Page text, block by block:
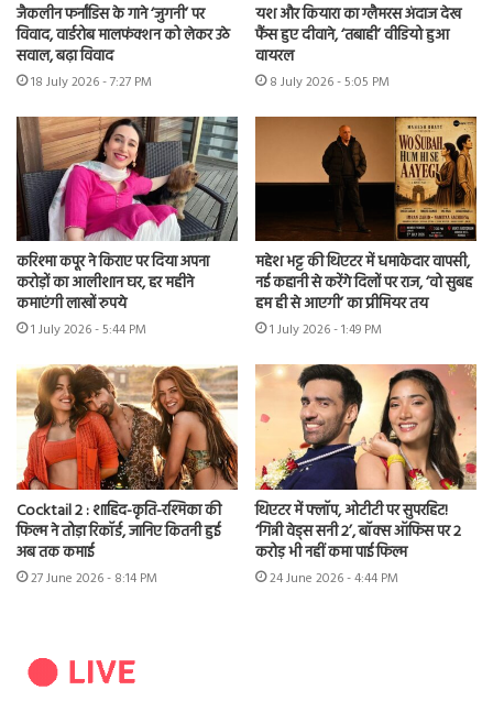
जैकलीन फर्नांडिस के गाने ‘जुगनी’ पर
विवाद, वार्डरोब मालफंक्शन को लेकर उठे
सवाल, बढ़ा विवाद
18 July 2026 - 7:27 PM
यश और कियारा का ग्लैमरस अंदाज देख
फैंस हुए दीवाने, ‘तबाही’ वीडियो हुआ
वायरल
8 July 2026 - 5:05 PM
करिश्मा कपूर ने किराए पर दिया अपना
करोड़ों का आलीशान घर, हर महीने
कमाएंगी लाखों रुपये
1 July 2026 - 5:44 PM
महेश भट्ट की थिएटर में धमाकेदार वापसी,
नई कहानी से करेंगे दिलों पर राज, ‘वो सुबह
हम ही से आएगी’ का प्रीमियर तय
1 July 2026 - 1:49 PM
Cocktail 2 : शाहिद-कृति-रश्मिका की
फिल्म ने तोड़ा रिकॉर्ड, जानिए कितनी हुई
अब तक कमाई
27 June 2026 - 8:14 PM
थिएटर में फ्लॉप, ओटीटी पर सुपरहिट!
‘गिन्नी वेड्स सनी 2’, बॉक्स ऑफिस पर 2
करोड़ भी नहीं कमा पाई फिल्म
24 June 2026 - 4:44 PM